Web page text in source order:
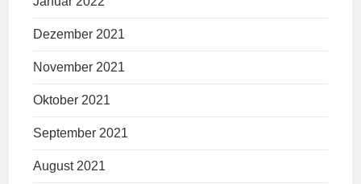
Dezember 2021
November 2021
Oktober 2021
September 2021
August 2021